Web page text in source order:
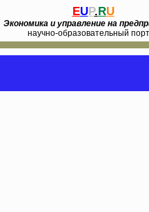
EUP.RU
Экономика и управление на
научно-образовательный